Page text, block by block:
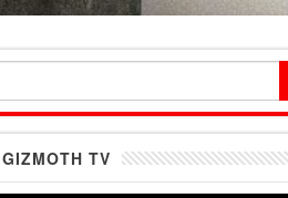
GIZMOTH TV